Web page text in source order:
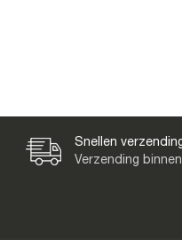
Snellen
Verzending